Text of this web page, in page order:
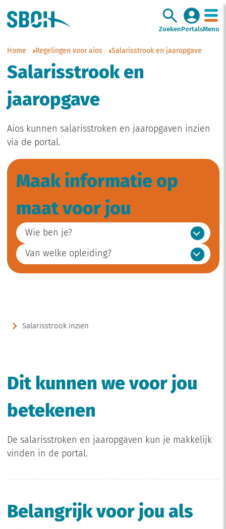
Zoeken PortalsMenu
Home Regelingen voor aios Salarisstrook en jaaropgave
Salarisstrook en
jaaropgave
Aios kunnen salarisstroken en jaaropgaven inzien
via de portal.
Maak informatie op
maat voor jou
Wie ben je?
Van welke opleiding?
Salarisstrook inzien
Dit kunnen we voor jou
betekenen
De salarisstroken en jaaropgaven kun je makkelijk
vinden in de portal.
Belangrijk voor jou als